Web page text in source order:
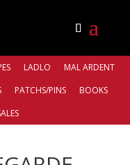
LADLO
MAL ARDENT
PATCHS/PINS
BOOKS
TOMBER – Exile //